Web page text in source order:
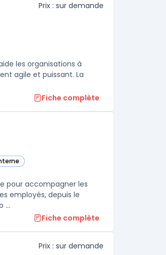
Prix : sur demande
les organisations à
agile et puissant. La
Fiche complète
pour accompagner les
employés, depuis le
...
Fiche complète
Prix : sur demande